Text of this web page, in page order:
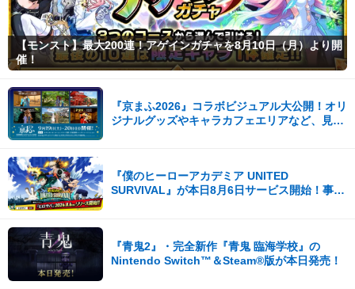
【モンスト】最大200連！アゲインガチャを8月10日（月）より開
催！
『京まふ2026』コラボビジュアル大公開！オリ
ジナルグッズやキャラカフェエリアなど、見ど
『僕のヒーローアカデミア UNITED
SURVIVAL』が本日8月6日サービス開始！事前
『青鬼2』・完全新作『青鬼 臨海学校』の
Nintendo Switch™＆Steam®版が本日発売！